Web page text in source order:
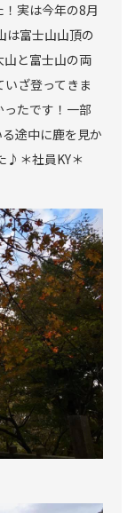
実は今年の8月
は富士山山頂の
と富士山の両
ざ登ってきま
たです！一部
途中に鹿を見か
♪＊社員KY＊